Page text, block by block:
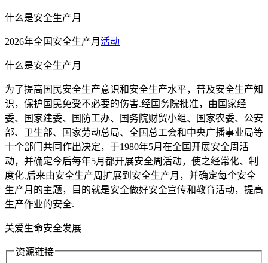
什么是安全生产月
2026年全国安全生产月 活动
什么是安全生产月
为了提高国民安全生产意识和安全生产水平，普及安全生产知
识，保护国民免受不必要的伤害.经国务院批准，由国家经
委、国家建委、国防工办、国务院财贸小组、国家农委、公安
部、卫生部、国家劳动总局、全国总工会和中央广播事业局等
十个部门共同作出决定，于1980年5月在全国开展安全周活
动，并确定今后每年5月都开展安全周活动，使之经常化、制
度化.后来由安全生产周扩展到安全生产月，并确定每个安全
生产月的主题，目的就是安全做好安全宣传和教育活动，提高
生产作业的安全.
关爱生命安全发展
资源链接